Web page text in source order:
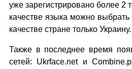
уже зарегистрировано более 2
качестве языка можно выбрать
качестве стране только Украину.
Также в последнее время
сетей: Ukrface.net и